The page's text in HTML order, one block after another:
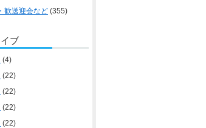
歓送迎会など (355)
ブ
(4)
(22)
(22)
(22)
(22)